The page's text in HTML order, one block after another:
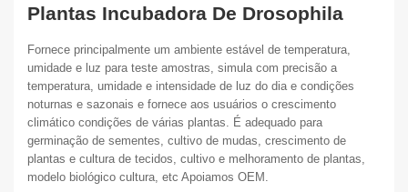
Plantas Incubadora De Drosophila
Fornece principalmente um ambiente estável de temperatura,
umidade e luz para teste amostras, simula com precisão a
temperatura, umidade e intensidade de luz do dia e condições
noturnas e sazonais e fornece aos usuários o crescimento
climático condições de várias plantas. É adequado para
germinação de sementes, cultivo de mudas, crescimento de
plantas e cultura de tecidos, cultivo e melhoramento de plantas,
modelo biológico cultura, etc Apoiamos OEM.